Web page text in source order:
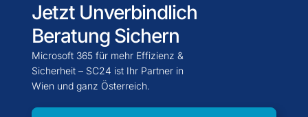
Jetzt Unverbindlich
Beratung Sichern
Microsoft 365 für mehr Effizienz &
Sicherheit – SC24 ist Ihr Partner in
Wien und ganz Österreich.